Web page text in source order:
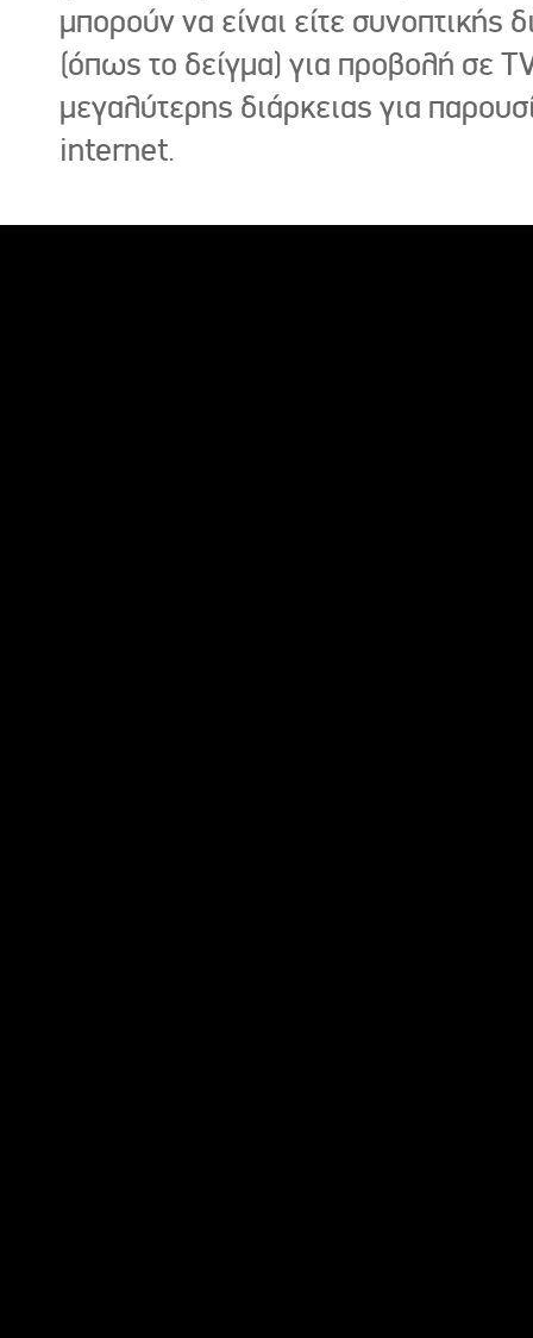
μπορούν να είναι είτε συνοπτικής
(όπως το δείγμα) για προβολή σε
μεγαλύτερης διάρκειας για
internet.